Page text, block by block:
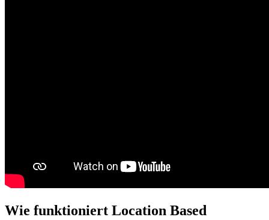
Wie funktioniert Location Based